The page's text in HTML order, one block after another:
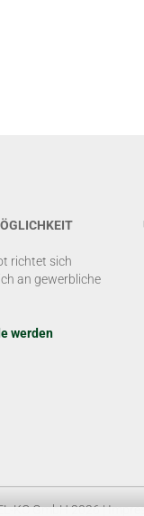
richtet sich
an gewerbliche
werden
KO GmbH 2026 |